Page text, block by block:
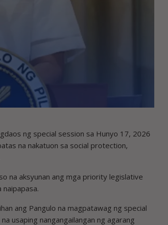
ng special session sa Hunyo 17, 2026
na nakatuon sa social protection,
na aksyunan ang mga priority legislative
ang Pangulo na magpatawag ng special
usaping nangangailangan ng agarang